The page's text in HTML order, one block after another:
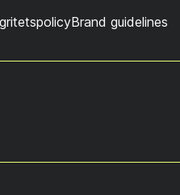
Brand guidelines